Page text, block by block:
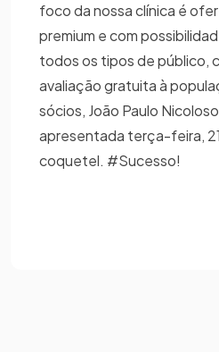
foco da nossa clínica é
premium e com
todos os tipos de público,
avaliação gratuita à
sócios, João Paulo
apresentada terça-feira,
coquetel. #Sucesso!